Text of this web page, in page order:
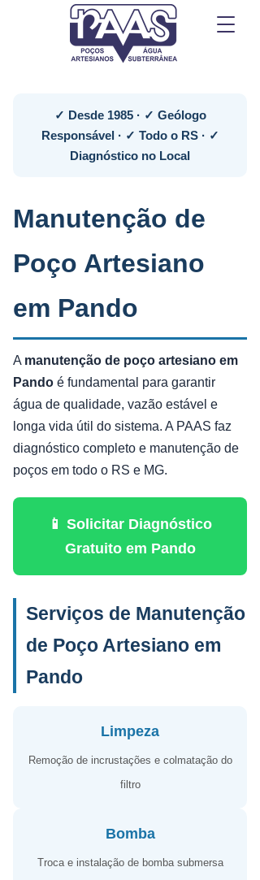
✓ Desde 1985 · ✓ Geólogo
Responsável · ✓ Todo o RS · ✓
Diagnóstico no Local
Manutenção de
Poço Artesiano
em Pando
A manutenção de poço artesiano em
Pando é fundamental para garantir
água de qualidade, vazão estável e
longa vida útil do sistema. A PAAS faz
diagnóstico completo e manutenção de
poços em todo o RS e MG.
📱 Solicitar Diagnóstico
Gratuito em Pando
Serviços de Manutenção
de Poço Artesiano em
Pando
Limpeza
Remoção de incrustações e colmatação do
filtro
Bomba
Troca e instalação de bomba submersa